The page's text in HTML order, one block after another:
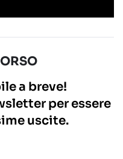
a breve!
per essere
uscite.